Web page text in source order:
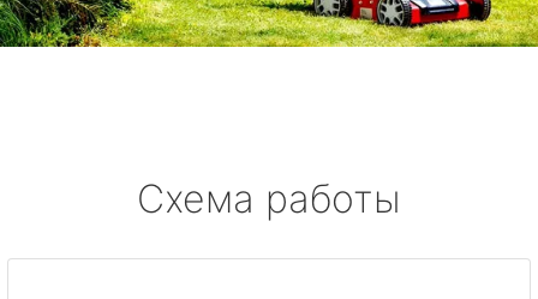
Схема работы